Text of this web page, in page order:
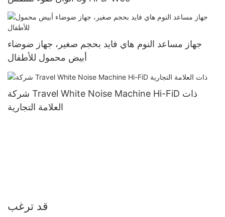
جهاز مساعد النوم هاي فايد بحجم صغير، جهاز ضوضاء
أبيض محمول للأطفال
شركة Travel White Noise Machine Hi-FiD ذات
العلامة التجارية
قد ترغب